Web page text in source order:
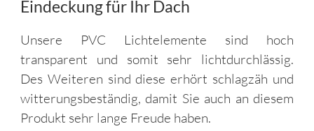
Eindeckung für Ihr Dach
Unsere PVC Lichtelemente sind hoch
transparent und somit sehr lichtdurchlässig.
Des Weiteren sind diese erhört schlagzäh und
witterungsbeständig, damit Sie auch an diesem
Produkt sehr lange Freude haben.